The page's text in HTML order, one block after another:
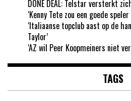
DONE DEAL: Telstar versterkt
‘Kenny Tete zou een goede
‘Italiaanse topclub aast op de
Taylor’
‘AZ wil Peer Koopmeiners niet
TAGS